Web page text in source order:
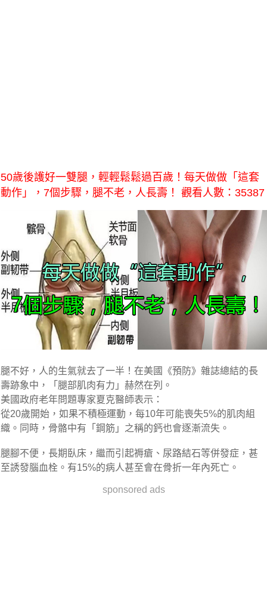
50歲後護好一雙腿，輕輕鬆鬆過百歲！每天做做「這套
動作」，7個步驟，腿不老，人長壽！ 觀看人數：35387
腿不好，人的生氣就去了一半！在美國《預防》雜誌總結的長
壽跡象中，「腿部肌肉有力」赫然在列。
美國政府老年問題專家夏克醫師表示：
從20歲開始，如果不積極運動，每10年可能喪失5%的肌肉組
織。同時，骨骼中有「鋼筋」之稱的鈣也會逐漸流失。
腿腳不便，長期臥床，繼而引起褥瘡、尿路結石等併發症，甚
至誘發腦血栓。有15%的病人甚至會在骨折一年內死亡。
sponsored ads